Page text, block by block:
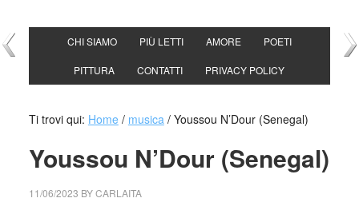
CHI SIAMO PIÙ LETTI AMORE POETI
PITTURA CONTATTI PRIVACY POLICY
Ti trovi qui: Home / musica /Youssou N’Dour (Senegal)
Youssou N’Dour (Senegal)
11/06/2023 BYCARLAITA